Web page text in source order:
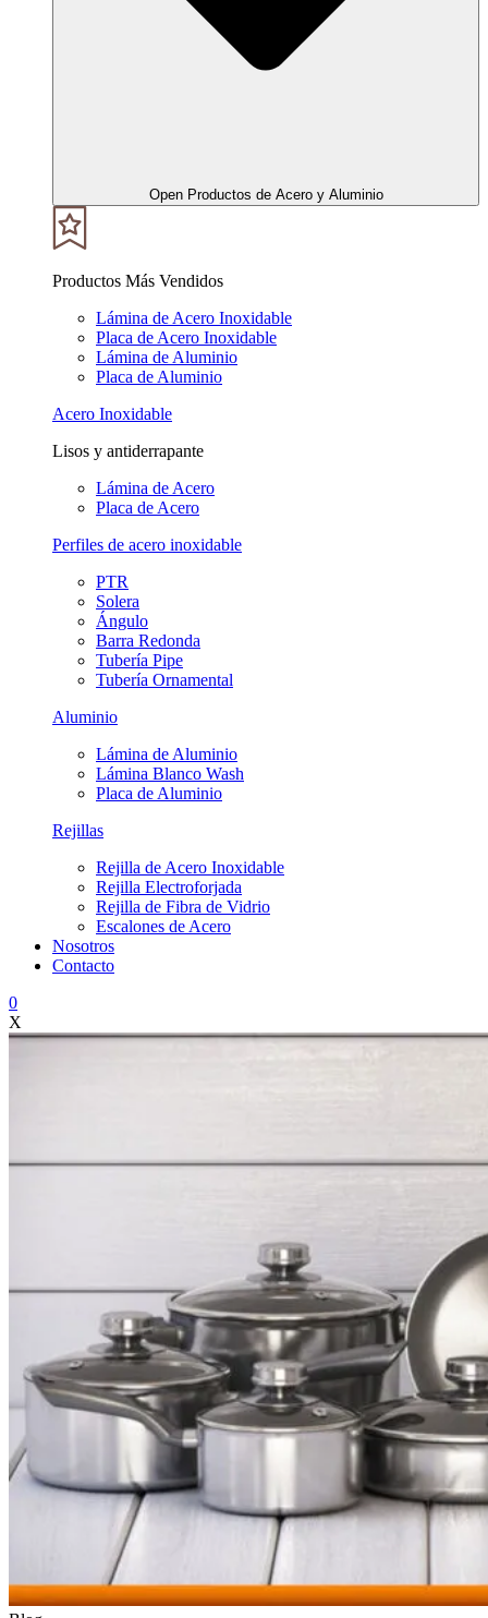
Open Productos de Acero y Aluminio
Productos Más Vendidos
Lámina de Acero Inoxidable
Placa de Acero Inoxidable
Lámina de Aluminio
Placa de Aluminio
Acero Inoxidable
Lisos y antiderrapante
Lámina de Acero
Placa de Acero
Perfiles de acero inoxidable
PTR
Solera
Ángulo
Barra Redonda
Tubería Pipe
Tubería Ornamental
Aluminio
Lámina de Aluminio
Lámina Blanco Wash
Placa de Aluminio
Rejillas
Rejilla de Acero Inoxidable
Rejilla Electroforjada
Rejilla de Fibra de Vidrio
Escalones de Acero
Nosotros
Contacto
0
X